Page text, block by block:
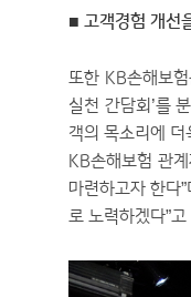
■ 고객경험 개선
또한 KB손해보
실천 간담회’를
객의 목소리에
KB손해보험 관
마련하고자 한다
로 노력하겠다”